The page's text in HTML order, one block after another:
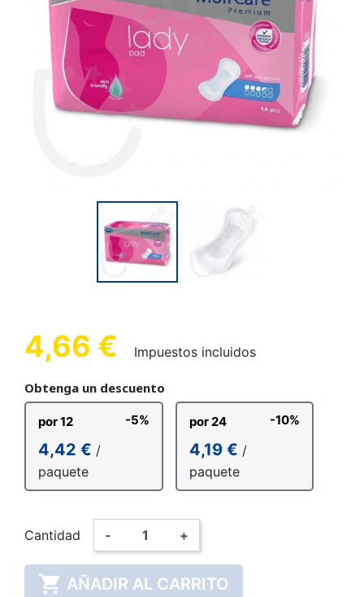
4,66 € Impuestos incluidos
Obtenga un descuento
por 12 -5%
4,42 € /
paquete
por 24 -10%
4,19 € /
paquete
Cantidad - +
 AÑADIR AL CARRITO